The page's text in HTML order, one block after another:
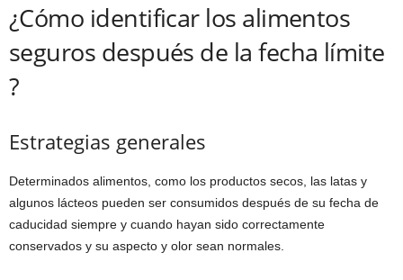
¿Cómo identificar los alimentos
seguros después de la fecha límite
?
Estrategias generales
Determinados alimentos, como los productos secos, las latas y
algunos lácteos pueden ser consumidos después de su fecha de
caducidad siempre y cuando hayan sido correctamente
conservados y su aspecto y olor sean normales.